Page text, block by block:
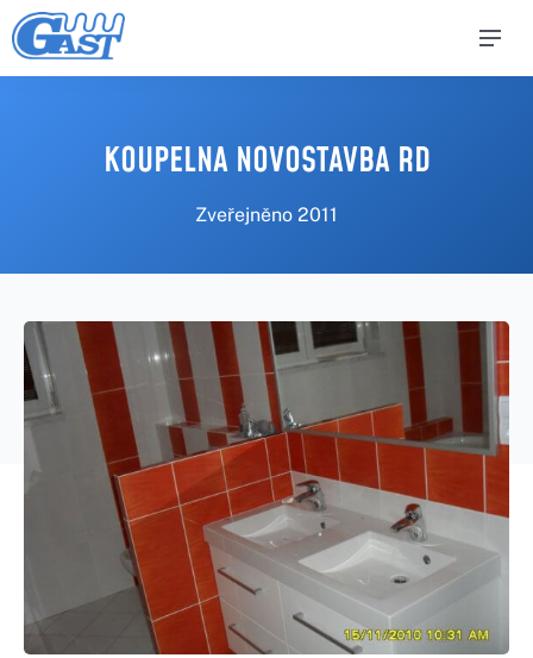
KOUPELNA NOVOSTAVBA RD
Zveřejněno 2011